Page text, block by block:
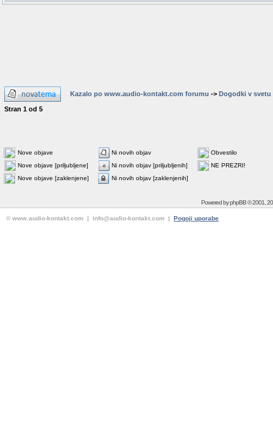
Kazalo po www.audio-kontakt.com forumu -> Dogodki v svetu
Stran 1 od 5
Nove objave Ni novih objav
Obvestilo
Nove objave [priljubljene]
Ni novih objav [priljubljenih]
NE PREZRI!
Nove objave [zaklenjene]
Ni novih objav [zaklenjenih]
Powered byphpBB© 2001,
© www.audio-kontakt.com | info@audio-kontakt.com | Pogoji uporabe